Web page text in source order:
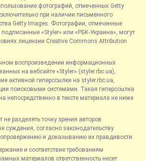
фотографий, отмеченных Getty
при наличии письменного
Getty Images. Фотографии, отмеченные
«Styler» или «РБК-Украина», могут
лицензии Creative Commons Attribution
воспроизведении информационных
на вебсайте «Styler» (styler.rbc.ua),
активной гиперссылки на styler.rbc.ua,
поисковыми системами. Такая гиперссылка
непосредственно в тексте материала не ниже
разделять точку зрения авторов
суждения, согласно законодательству
и доказыванию их правдивости.
и соответствие требованиям
материалов ответственность несет